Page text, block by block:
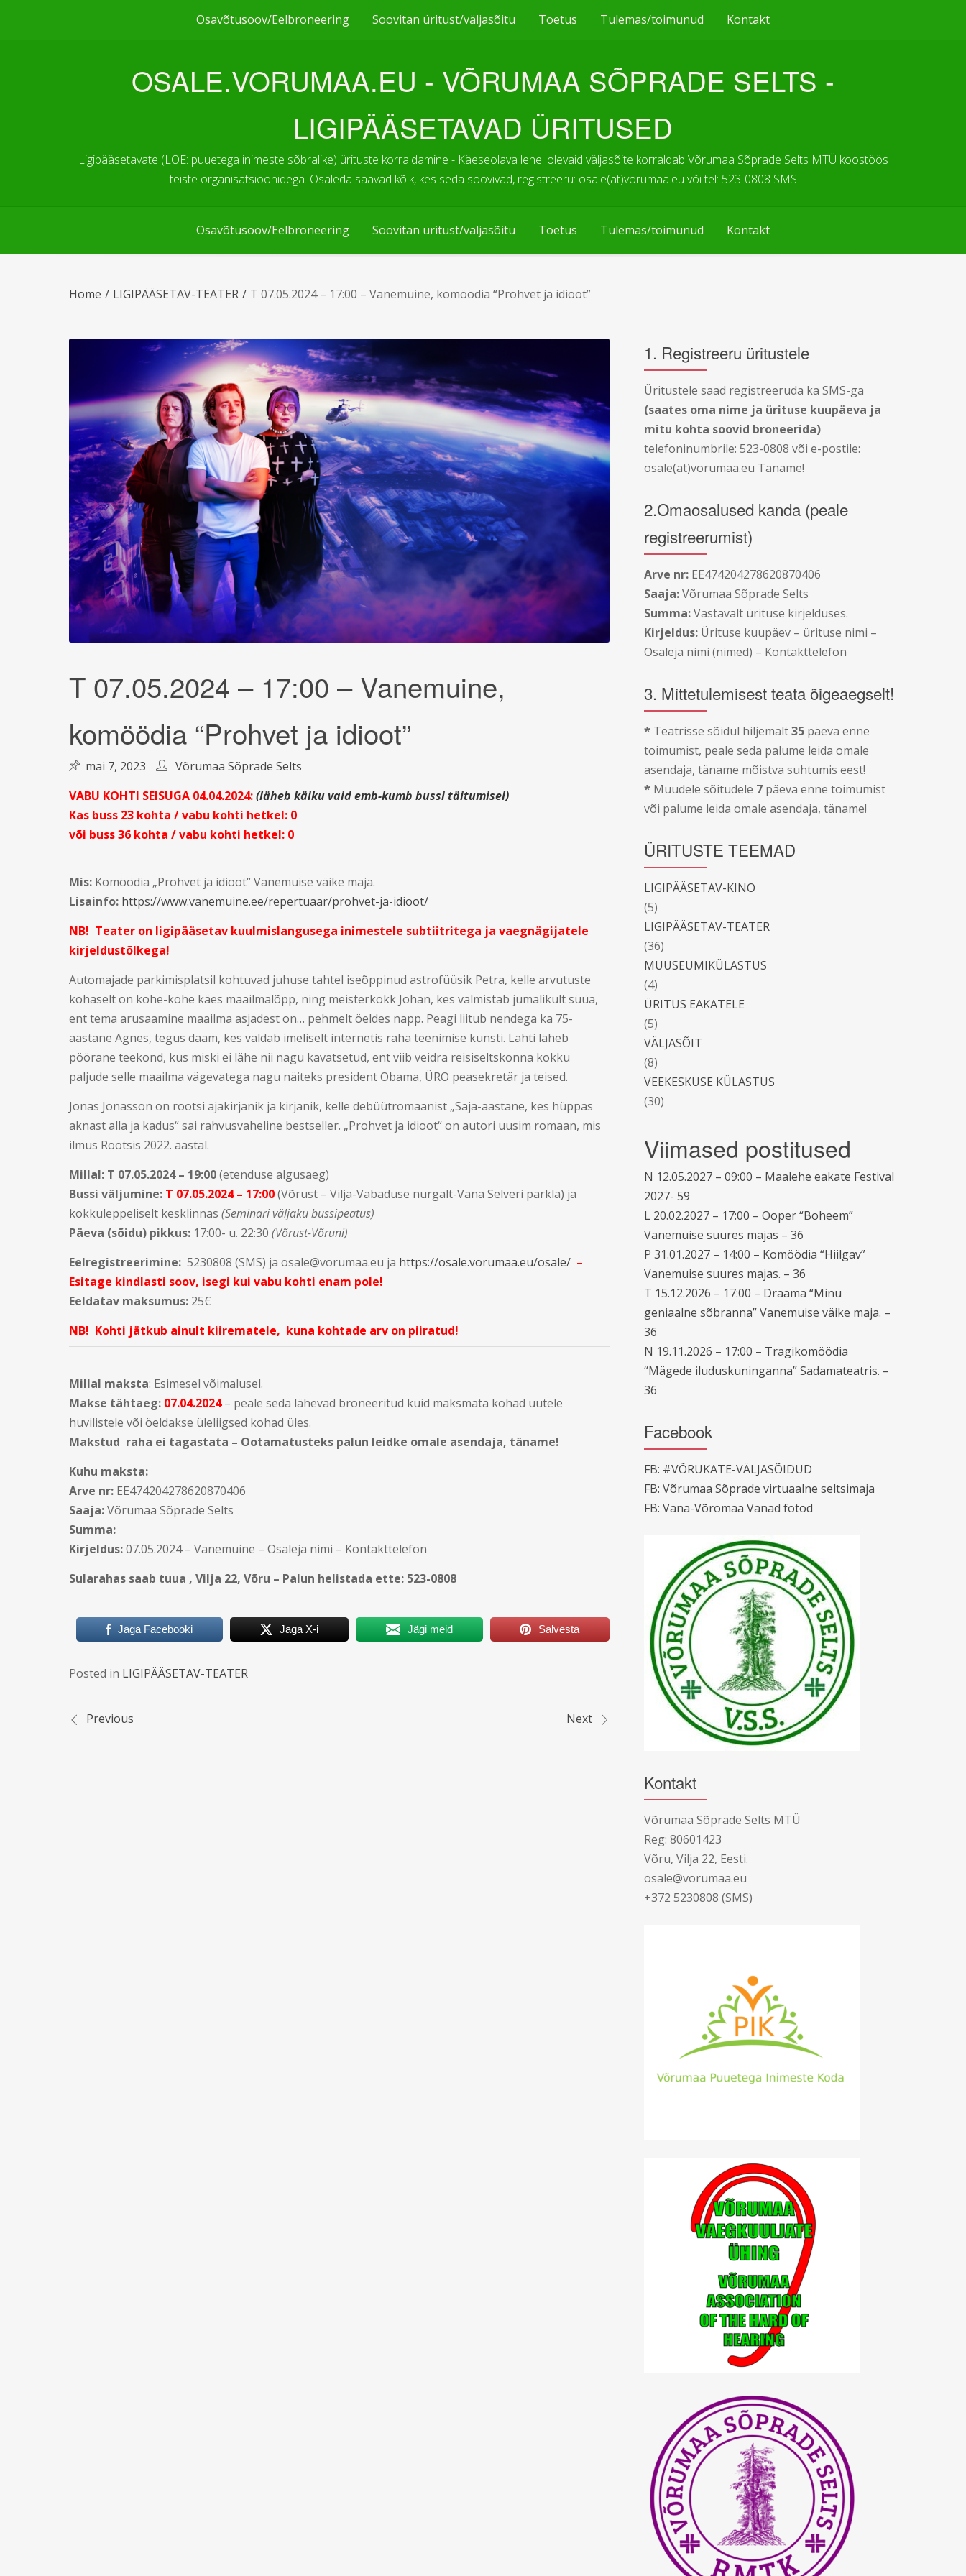
Osavõtusoov/Eelbroneering Soovitan üritust/väljasõitu Toetus Tulemas/toimunud Kontakt
OSALE.VORUMAA.EU - VÕRUMAA SÕPRADE SELTS -
LIGIPÄÄSETAVAD ÜRITUSED
Ligipääsetavate (LOE: puuetega inimeste sõbralike) ürituste korraldamine - Käeseolava lehel olevaid väljasõite korraldab Võrumaa Sõprade Selts MTÜ koostöös
teiste organisatsioonidega. Osaleda saavad kõik, kes seda soovivad, registreeru: osale(ät)vorumaa.eu või tel: 523-0808 SMS
Osavõtusoov/Eelbroneering Soovitan üritust/väljasõitu Toetus Tulemas/toimunud Kontakt
Home LIGIPÄÄSETAV-TEATER T 07.05.2024 – 17:00 – Vanemuine, komöödia “Prohvet ja idioot”
T 07.05.2024 – 17:00 – Vanemuine,
komöödia “Prohvet ja idioot”
mai 7, 2023
Võrumaa Sõprade Selts
VABU KOHTI SEISUGA 04.04.2024:(läheb käiku vaid emb-kumb bussi täitumisel)
Kas buss 23 kohta / vabu kohti hetkel: 0
või buss 36 kohta / vabu kohti hetkel: 0
Mis: Komöödia „Prohvet ja idioot“ Vanemuise väike maja.
Lisainfo: https://www.vanemuine.ee/repertuaar/prohvet-ja-idioot/
NB! Teater on ligipääsetav kuulmislangusega inimestele subtiitritega ja vaegnägijatele
kirjeldustõlkega!
Automajade parkimisplatsil kohtuvad juhuse tahtel iseõppinud astrofüüsik Petra, kelle arvutuste
kohaselt on kohe-kohe käes maailmalõpp, ning meisterkokk Johan, kes valmistab jumalikult süüa,
ent tema arusaamine maailma asjadest on… pehmelt öeldes napp. Peagi liitub nendega ka 75-
aastane Agnes, tegus daam, kes valdab imeliselt internetis raha teenimise kunsti. Lahti läheb
pöörane teekond, kus miski ei lähe nii nagu kavatsetud, ent viib veidra reisiseltskonna kokku
paljude selle maailma vägevatega nagu näiteks president Obama, ÜRO peasekretär ja teised.
Jonas Jonasson on rootsi ajakirjanik ja kirjanik, kelle debüütromaanist „Saja-aastane, kes hüppas
aknast alla ja kadus“ sai rahvusvaheline bestseller. „Prohvet ja idioot“ on autori uusim romaan, mis
ilmus Rootsis 2022. aastal.
Millal: T 07.05.2024 – 19:00(etenduse algusaeg)
Bussi väljumine: T 07.05.2024 – 17:00(Võrust – Vilja-Vabaduse nurgalt-Vana Selveri parkla) ja
kokkuleppeliselt kesklinnas (Seminari väljaku bussipeatus)
Päeva (sõidu) pikkus: 17:00- u. 22:30 (Võrust-Võruni)
Eelregistreerimine: 5230808 (SMS) ja osale@vorumaa.eu ja https://osale.vorumaa.eu/osale/ –
Esitage kindlasti soov, isegi kui vabu kohti enam pole!
Eeldatav maksumus: 25€
NB! Kohti jätkub ainult kiirematele, kuna kohtade arv on piiratud!
Millal maksta: Esimesel võimalusel.
Makse tähtaeg: 07.04.2024 – peale seda lähevad broneeritud kuid maksmata kohad uutele
huvilistele või öeldakse üleliigsed kohad üles.
Makstud raha ei tagastata – Ootamatusteks palun leidke omale asendaja, täname!
Kuhu maksta:
Arve nr: EE474204278620870406
Saaja:Võrumaa Sõprade Selts
Summa:
Kirjeldus:07.05.2024 – Vanemuine – Osaleja nimi – Kontakttelefon
Sularahas saab tuua , Vilja 22, Võru – Palun helistada ette: 523-0808
Jaga Facebooki Jaga X-i Jägi meid Salvesta
Posted in LIGIPÄÄSETAV-TEATER
Navigeerimine
Previous Next
1. Registreeru üritustele
Üritustele saad registreeruda ka SMS-ga
(saates oma nime ja ürituse kuupäeva ja
mitu kohta soovid broneerida)
telefoninumbrile: 523-0808 või e-postile:
osale(ät)vorumaa.eu Täname!
2.Omaosalused kanda (peale
registreerumist)
Arve nr: EE474204278620870406
Saaja:Võrumaa Sõprade Selts
Summa:Vastavalt ürituse kirjelduses.
Kirjeldus: Ürituse kuupäev – ürituse nimi –
Osaleja nimi (nimed) – Kontakttelefon
3. Mittetulemisest teata õigeaegselt!
* Teatrisse sõidul hiljemalt35 päeva enne
toimumist, peale seda palume leida omale
asendaja, täname mõistva suhtumis eest!
* Muudele sõitudele 7 päeva enne toimumist
või palume leida omale asendaja, täname!
ÜRITUSTE TEEMAD
LIGIPÄÄSETAV-KINO
(5)
LIGIPÄÄSETAV-TEATER
(36)
MUUSEUMIKÜLASTUS
(4)
ÜRITUS EAKATELE
(5)
VÄLJASÕIT
(8)
VEEKESKUSE KÜLASTUS
(30)
Viimased postitused
N 12.05.2027 – 09:00 – Maalehe eakate Festival
2027- 59
L 20.02.2027 – 17:00 – Ooper “Boheem”
Vanemuise suures majas – 36
P 31.01.2027 – 14:00 – Komöödia “Hiilgav”
Vanemuise suures majas. – 36
T 15.12.2026 – 17:00 – Draama “Minu
geniaalne sõbranna” Vanemuise väike maja. –
36
N 19.11.2026 – 17:00 – Tragikomöödia
“Mägede iluduskuninganna” Sadamateatris. –
36
Facebook
FB: #VÕRUKATE-VÄLJASÕIDUD
FB: Võrumaa Sõprade virtuaalne seltsimaja
FB: Vana-Võromaa Vanad fotod
Kontakt
Võrumaa Sõprade Selts MTÜ
Reg: 80601423
Võru, Vilja 22, Eesti.
osale@vorumaa.eu
+372 5230808 (SMS)